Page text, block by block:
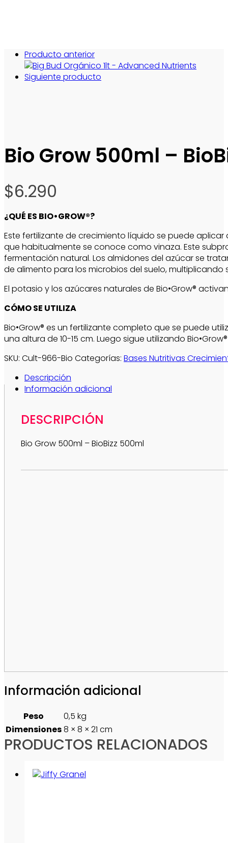
Producto anterior
Siguiente producto
Bio Grow 500ml –
$6.290
¿QUÉ ES BIO•GROW®?
Este fertilizante de crecimiento líquido se puede
que habitualmente se conoce como vinaza. Este
fermentación natural. Los almidones del azúcar se
de alimento para los microbios del suelo,
El potasio y los azúcares naturales de Bio•Grow®
CÓMO SE UTILIZA
Bio•Grow® es un fertilizante completo que se puede
una altura de 10-15 cm. Luego sigue utilizando
SKU: Cult-966-Bio Categorías: Bases Nutritivas
Descripción
Información adicional
DESCRIPCIÓN
Bio Grow 500ml – BioBizz 500ml
Información adicional
Peso
0,5 kg
Dimensiones8 × 8 × 21 cm
PRODUCTOS RELACIONADOS